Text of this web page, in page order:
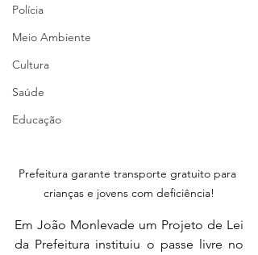
Polícia
Meio Ambiente
Cultura
Saúde
Educação
Prefeitura garante transporte gratuito para
crianças e jovens com deficiência!
Em João Monlevade um Projeto de Lei
da Prefeitura instituiu o passe livre no